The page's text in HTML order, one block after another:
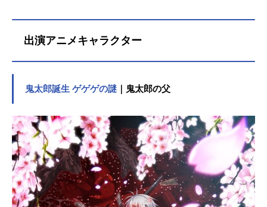
出演アニメキャラクター
鬼太郎誕生 ゲゲゲの謎 ｜鬼太郎の父